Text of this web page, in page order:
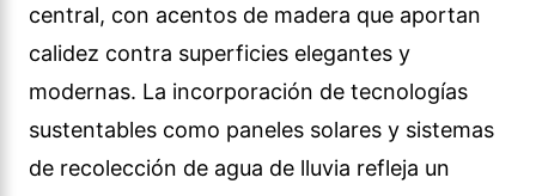
central, con acentos de madera que aportan
calidez contra superficies elegantes y
modernas. La incorporación de tecnologías
sustentables como paneles solares y sistemas
de recolección de agua de lluvia refleja un